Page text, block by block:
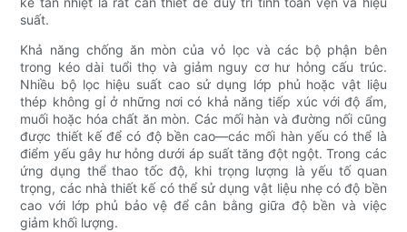
suất.
Khả năng chống ăn mòn của vỏ lọc và các bộ phận bên
trong kéo dài tuổi thọ và giảm nguy cơ hư hỏng cấu trúc.
Nhiều bộ lọc hiệu suất cao sử dụng lớp phủ hoặc vật liệu
thép không gỉ ở những nơi có khả năng tiếp xúc với độ ẩm,
muối hoặc hóa chất ăn mòn. Các mối hàn và đường nối cũng
được thiết kế để có độ bền cao—các mối hàn yếu có thể là
điểm yếu gây hư hỏng dưới áp suất tăng đột ngột. Trong các
ứng dụng thể thao tốc độ, khi trọng lượng là yếu tố quan
trọng, các nhà thiết kế có thể sử dụng vật liệu nhẹ có độ bền
cao với lớp phủ bảo vệ để cân bằng giữa độ bền và việc
giảm khối lượng.